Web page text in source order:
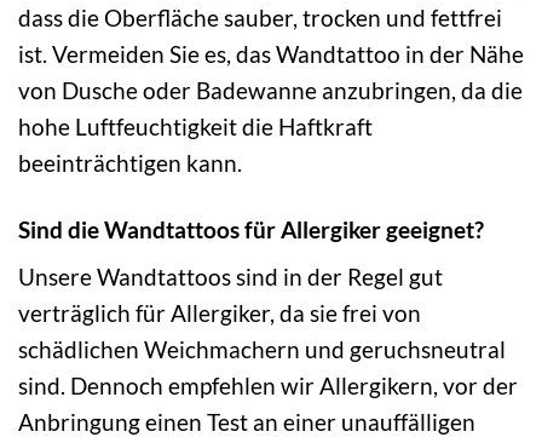
dass die Oberfläche sauber, trocken und fettfrei
ist. Vermeiden Sie es, das Wandtattoo in der Nähe
von Dusche oder Badewanne anzubringen, da die
hohe Luftfeuchtigkeit die Haftkraft
beeinträchtigen kann.
Sind die Wandtattoos für Allergiker geeignet?
Unsere Wandtattoos sind in der Regel gut
verträglich für Allergiker, da sie frei von
schädlichen Weichmachern und geruchsneutral
sind. Dennoch empfehlen wir Allergikern, vor der
Anbringung einen Test an einer unauffälligen